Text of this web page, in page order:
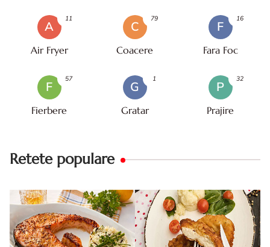
A
Air Fryer
11
C
Coacere
79
F
Fara Foc
16
F
Fierbere
57
G
Gratar
1
P
Prajire
32
Retete populare